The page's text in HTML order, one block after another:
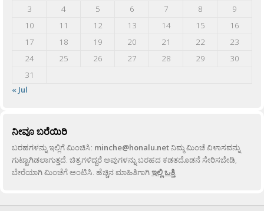
3
4 5 6 7 8
9
10
11 12 13 14 15
16
17
18 19 20 21 22
23
24
25 26 27 28 29
30
31
« Jul
ನೀವೂ ಬರೆಯಿರಿ
ಬರಹಗಳನ್ನು ಇಲ್ಲಿಗೆ ಮಿಂಚಿಸಿ: minche@honalu.netನಿಮ್ಮ ಮಿಂಚೆ ವಿಳಾಸವನ್ನು
ಗುಟ್ಟಾಗಿಡಲಾಗುತ್ತದೆ. ಚಿತ್ರಗಳಿದ್ದರೆ ಅವುಗಳನ್ನು ಬರಹದ ಕಡತದೊಡನೆ ಸೇರಿಸಬೇಡಿ,
ಬೇರೆಯಾಗಿ ಮಿಂಚೆಗೆ ಅಂಟಿಸಿ. ಹೆಚ್ಚಿನ ಮಾಹಿತಿಗಾಗಿಇಲ್ಲಿ ಒತ್ತಿ.